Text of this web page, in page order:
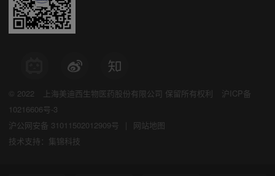
© 2022 上海美迪西生物医药股份有限公司 保留所有权利
沪ICP备
10216606号-3
沪公网安备 31011502012909号
|
网站地图
技术支持：集锦科技